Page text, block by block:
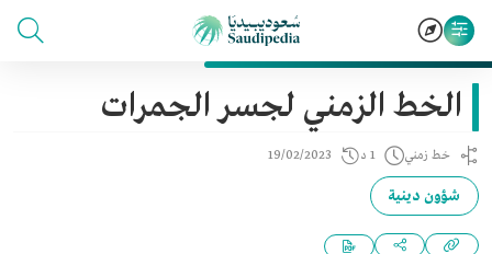
الخط الزمني لجسر الجمرات
خط زمني 1 د 19/02/2023
شؤون دينية